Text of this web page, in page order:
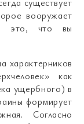
вооружает
это, что вы
характерников
как
ущербного) в
формирует
Согласно